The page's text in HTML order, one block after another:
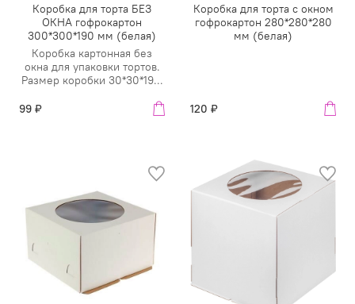
Коробка для торта БЕЗ
ОКНА гофрокартон
300*300*190 мм (белая)
Коробка картонная без
окна для упаковки тортов.
Размер коробки 30*30*19...
99 ₽
Коробка для торта с окном
гофрокартон 280*280*280
мм (белая)
120 ₽